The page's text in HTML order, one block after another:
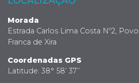
Morada
Estrada Carlos Lima Costa Nº2,
Franca de Xira
Coordenadas GPS
Latitude: 38° 58’ 37’’